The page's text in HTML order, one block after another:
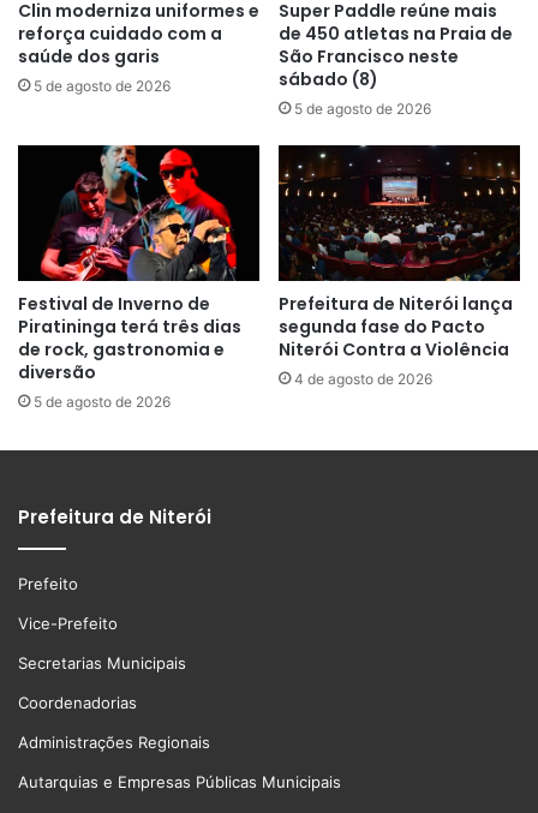
Clin moderniza uniformes e
reforça cuidado com a
saúde dos garis
5 de agosto de 2026
Super Paddle reúne mais
de 450 atletas na Praia de
São Francisco neste
sábado (8)
5 de agosto de 2026
Festival de Inverno de
Piratininga terá três dias
de rock, gastronomia e
diversão
5 de agosto de 2026
Prefeitura de Niterói lança
segunda fase do Pacto
Niterói Contra a Violência
4 de agosto de 2026
Prefeitura de Niterói
Prefeito
Vice-Prefeito
Secretarias Municipais
Coordenadorias
Administrações Regionais
Autarquias e Empresas Públicas Municipais